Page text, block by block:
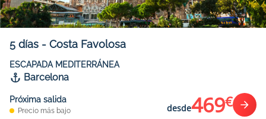
5 días - Costa Favolosa
ESCAPADA MEDITERRÁNEA
Barcelona
Próxima salida
Precio más bajo desde469€